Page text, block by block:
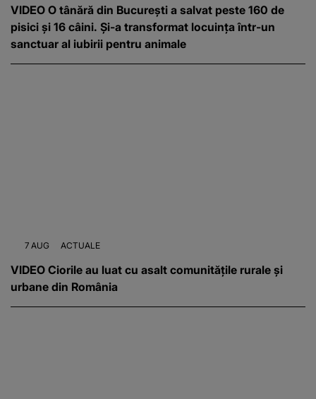
VIDEO O tânără din București a salvat peste 160 de
pisici și 16 câini. Și-a transformat locuința într-un
sanctuar al iubirii pentru animale
7 AUG ACTUALE
VIDEO Ciorile au luat cu asalt comunitățile rurale și
urbane din România